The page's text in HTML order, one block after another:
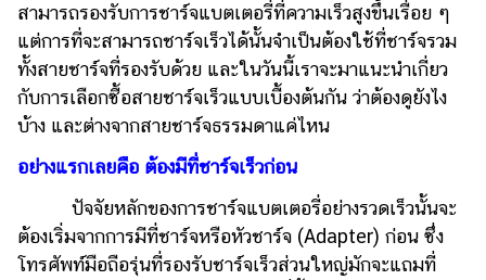
ดูด
วง
ผู้
หญิง
ผู้ชาย
สุขภาพ
ท่อง
เที่ยว
สามารถรองรับการชาร์จแบตเตอรี่ที่ความเร็วสูงขึ้นเรื่อย ๆ
แต่การที่จะสามารถชาร์จเร็วได้นั้นจำเป็นต้องใช้ที่ชาร์จรวม
ทั้งสายชาร์จที่รองรับด้วย และในวันนี้เราจะมาแนะนำเกี่ยว
กับการเลือกซื้อสายชาร์จเร็วแบบเบื้องต้นกัน ว่าต้องดูยังไง
บ้าง และต่างจากสายชาร์จธรรมดาแค่ไหน
อย่างแรกเลยคือ ต้องมีที่ชาร์จเร็วก่อน
ปัจจัยหลักของการชาร์จแบตเตอรี่อย่างรวดเร็วนั้นจะ
ต้องเริ่มจากการมีที่ชาร์จหรือหัวชาร์จ (Adapter) ก่อน ซึ่ง
โทรศัพท์มือถือรุ่นที่รองรับชาร์จเร็วส่วนใหญ่มักจะแถมที่